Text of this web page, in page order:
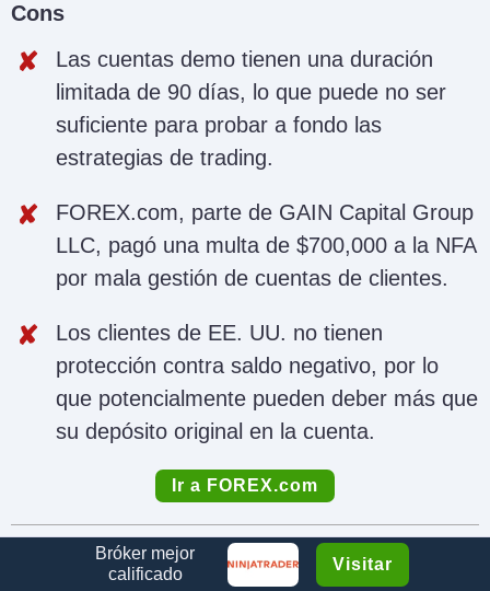
Cons
Las cuentas demo tienen una duración
limitada de 90 días, lo que puede no ser
suficiente para probar a fondo las
estrategias de trading.
FOREX.com, parte de GAIN Capital Group
LLC, pagó una multa de $700,000 a la NFA
por mala gestión de cuentas de clientes.
Los clientes de EE. UU. no tienen
protección contra saldo negativo, por lo
que potencialmente pueden deber más que
su depósito original en la cuenta.
Ir a FOREX.com
¿Por qué operar con Kraken?
Bróker mejor
calificado
Visitar